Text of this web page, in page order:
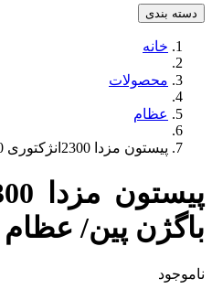
دسته بندی
خانه
محصولات
عظام
پیستون مزدا 2300انژکتوری 050 باگژن پین/ عظام 3107161
باگژن پین/ عظام 3107161
ناموجود